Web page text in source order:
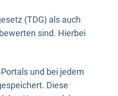
(TDG) als auch
sind. Hierbei
und bei jedem
Diese